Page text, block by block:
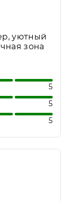
уютный
зона
за
5
5
5